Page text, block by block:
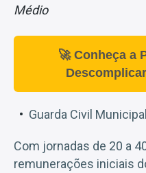
Médio
🚀 Conheça a
Guarda Civil
Com jornadas de 20 a
remunerações iniciais